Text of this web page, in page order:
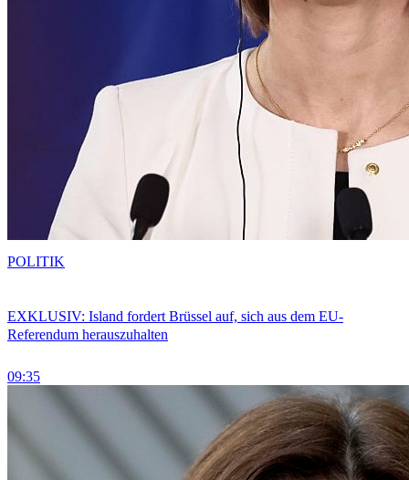
EXKLUSIV: Island fordert Brüssel auf, sich aus dem EU-
Referendum herauszuhalten
09:35
POLITIK